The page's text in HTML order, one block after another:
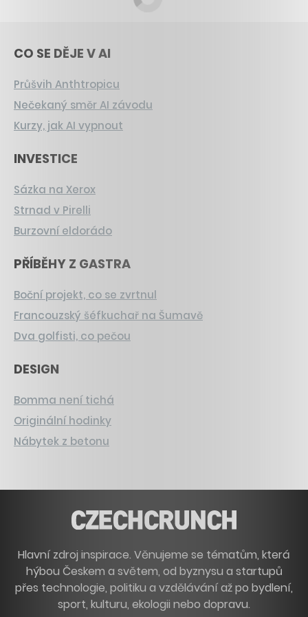
CO SE DĚJE V AI
Průšvih Anthtropicu
Nečekaný směr AI závodu
Kurzy, jak AI vypnout
INVESTICE
Sázka na Xerox
Strnad v Pirelli
Burzovní eldorádo
PŘÍBĚHY Z GASTRA
Boční projekt, co se zvrtnul
Francouzský šéfkuchař na Šumavě
Dva golfisti, co pečou
DESIGN
Bomma není tichá
Originální hodinky
Nábytek z betonu
Hlavní zdroj inspirace. Věnujeme se tématům, která
hýbou Českem a světem, od byznysu a startupů
přes technologie, politiku a vzdělávání až po bydlení,
sport, kulturu, ekologii nebo dopravu.